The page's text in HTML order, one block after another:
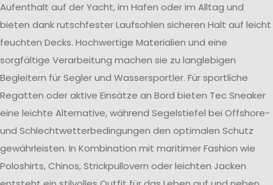
Aufenthalt auf der Yacht, im Hafen oder im Alltag und
bieten dank rutschfester Laufsohlen sicheren Halt auf leicht
feuchten Decks. Hochwertige Materialien und eine
sorgfältige Verarbeitung machen sie zu langlebigen
Begleitern für Segler und Wassersportler. Für sportliche
Regatten oder aktive Einsätze an Bord bieten Tec Sneaker
eine leichte Alternative, während Segelstiefel bei Offshore-
und Schlechtwetterbedingungen den optimalen Schutz
gewährleisten. In Kombination mit maritimer Fashion wie
Poloshirts, Chinos, Strickpullovern oder leichten Jacken